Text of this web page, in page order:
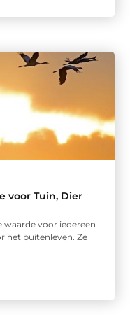
voor Tuin, Dier
waarde voor iedereen
het buitenleven. Ze